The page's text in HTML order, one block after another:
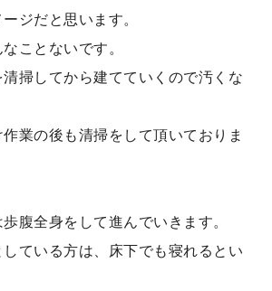
ジだと思います。
ことないです。
掃してから建てていくので汚くな
業の後も清掃をして頂いておりま
腹全身をして進んでいきます。
ている方は、床下でも寝れるとい